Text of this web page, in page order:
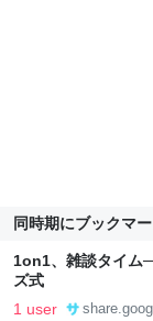
同時期にブックマ
1on1、雑談タイム
ズ式
1 user